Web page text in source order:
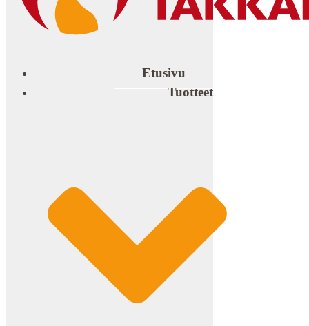
Etusivu
Tuotteet